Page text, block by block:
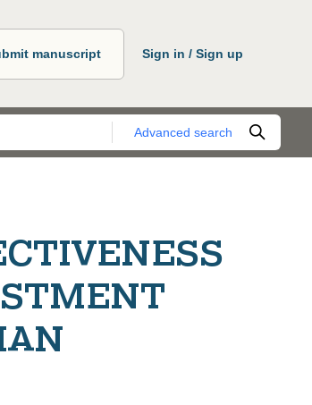
manuscript Sign in / Sign up
Advanced search